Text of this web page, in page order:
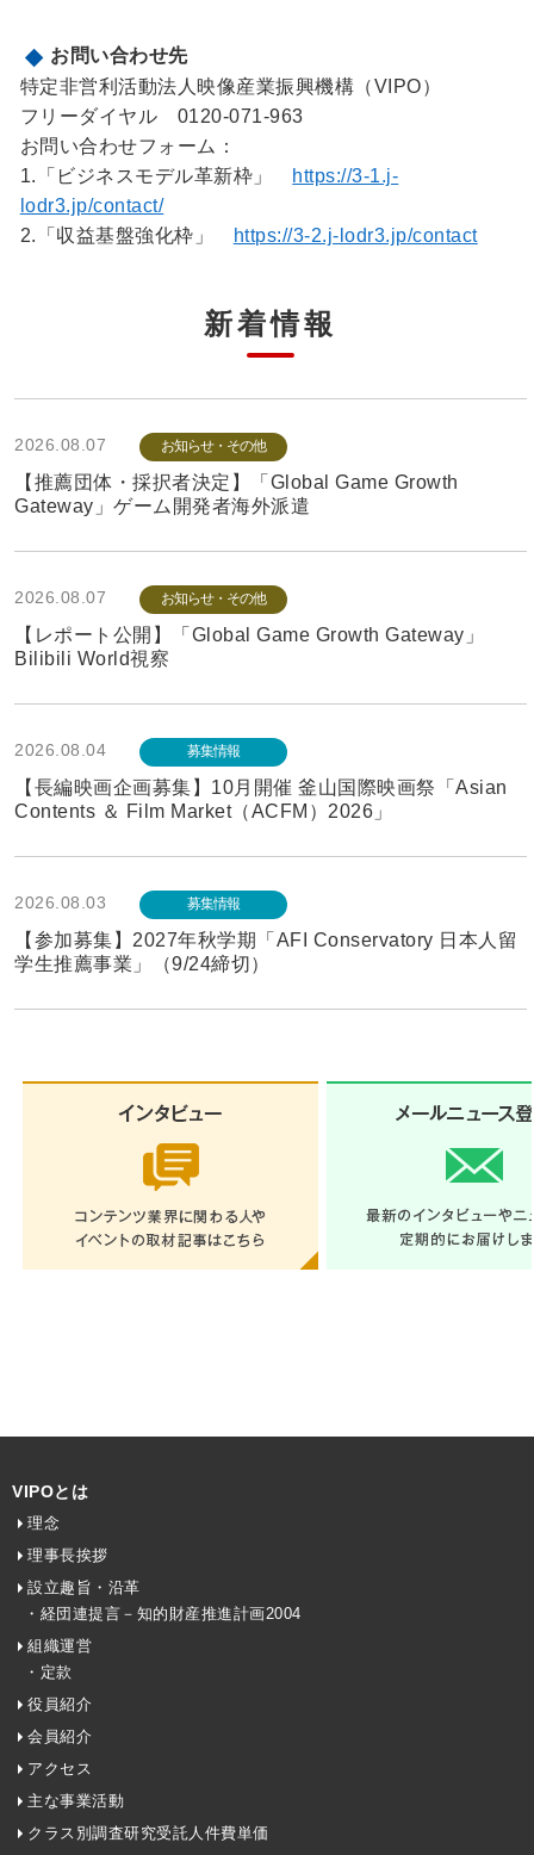
お問い合わせ先
特定非営利活動法人映像産業振興機構（VIPO）
フリーダイヤル 0120-071-963
お問い合わせフォーム：
1.「ビジネスモデル革新枠」
https://3-1.j-
lodr3.jp/contact/
2.「収益基盤強化枠」
https://3-2.j-lodr3.jp/contact
新着情報
2026.08.07 お知らせ・その他
【推薦団体・採択者決定】「Global Game Growth
Gateway」ゲーム開発者海外派遣
2026.08.07 お知らせ・その他
【レポート公開】「Global Game Growth Gateway」
Bilibili World視察
2026.08.04 募集情報
【長編映画企画募集】10月開催 釜山国際映画祭「Asian
Contents ＆ Film Market（ACFM）2026」
2026.08.03 募集情報
【参加募集】2027年秋学期「AFI Conservatory 日本人留
学生推薦事業」（9/24締切）
VIPOとは
理念
理事長挨拶
設立趣旨・沿革
・経団連提言－知的財産推進計画2004
組織運営
・定款
役員紹介
会員紹介
アクセス
主な事業活動
クラス別調査研究受託人件費単価